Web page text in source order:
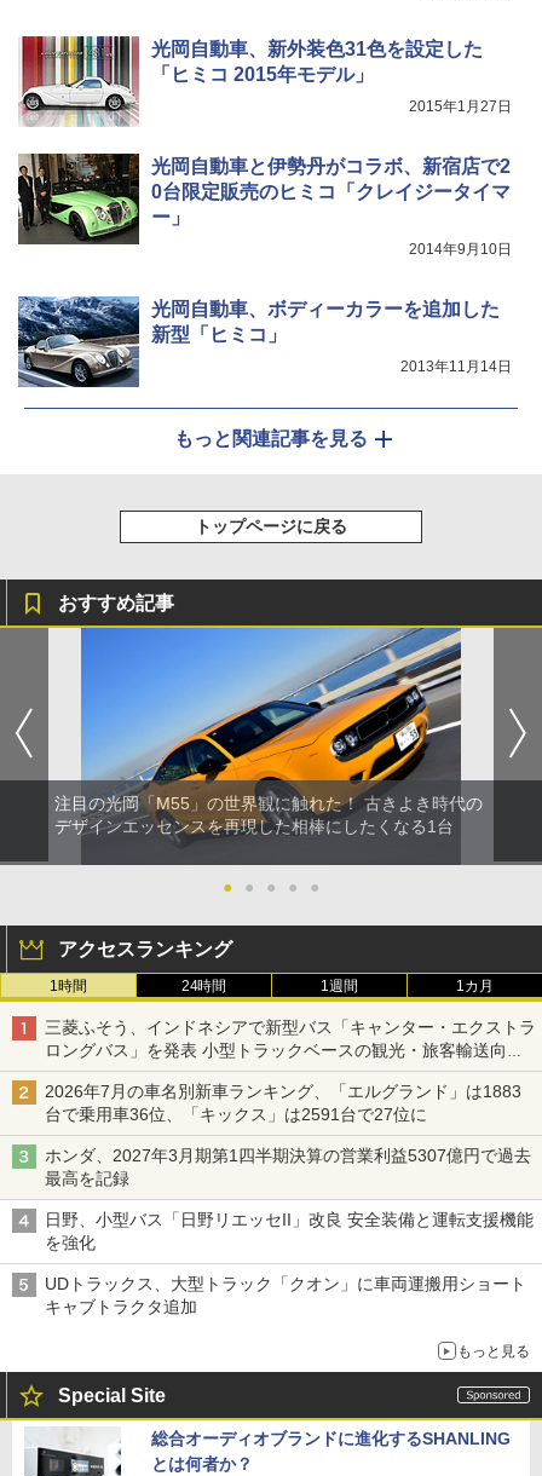
光岡自動車、新外装色31色を設定した
「ヒミコ 2015年モデル」
2015年1月27日
光岡自動車と伊勢丹がコラボ、新宿店で2
0台限定販売のヒミコ「クレイジータイマ
ー」
2014年9月10日
光岡自動車、ボディーカラーを追加した
新型「ヒミコ」
2013年11月14日
もっと関連記事を見る
トップページに戻る
おすすめ記事
注目の光岡「M55」の世界観に触れた！ 古きよき時代の
デザインエッセンスを再現した相棒にしたくなる1台
● ● ● ● ●
アクセスランキング
1時間 24時間 1週間 1カ月
三菱ふそう、インドネシアで新型バス「キャンター・エクストラ
ロングバス」を発表 小型トラックベースの観光・旅客輸送向け
バス
2026年7月の車名別新車ランキング、「エルグランド」は1883
台で乗用車36位、「キックス」は2591台で27位に
ホンダ、2027年3月期第1四半期決算の営業利益5307億円で過去
最高を記録
日野、小型バス「日野リエッセII」改良 安全装備と運転支援機能
を強化
UDトラックス、大型トラック「クオン」に車両運搬用ショート
キャブトラクタ追加
もっと見る
Special Site
総合オーディオブランドに進化するSHANLING
とは何者か？